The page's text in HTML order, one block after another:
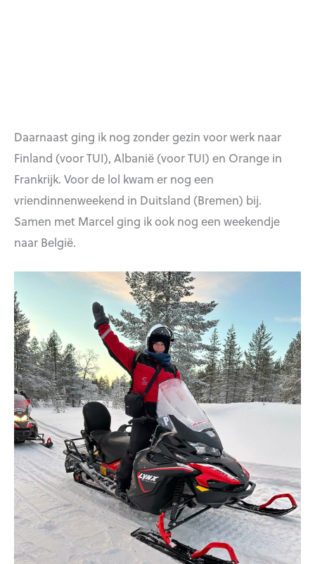
Daarnaast ging ik nog zonder gezin voor werk naar
Finland (voor TUI), Albanië (voor TUI) en Orange in
Frankrijk. Voor de lol kwam er nog een
vriendinnenweekend in Duitsland (Bremen) bij.
Samen met Marcel ging ik ook nog een weekendje
naar België.